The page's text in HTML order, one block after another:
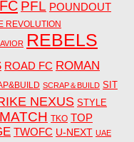
PFL POUNDOUT
REVOLUTION
REBELS
ROAD FC ROMAN
SCRAP＆BUILD SIT
NEXUS STYLE
TKO TOP
TWOFC U-NEXT UAE